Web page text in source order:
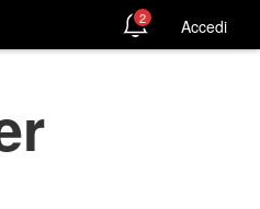
2 Accedi